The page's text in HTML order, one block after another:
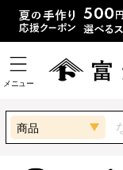
メニュー
商品